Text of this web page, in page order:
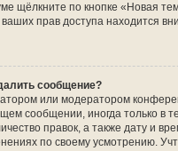
щёлкните по кнопке «Новая
прав доступа находится
сообщение?
или модератором
сообщении, иногда только в
правок, а также дату и
по своему усмотрению.